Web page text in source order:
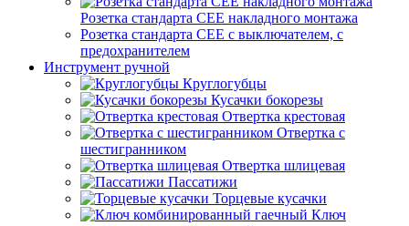
Розетка стандарта СЕЕ накладного монтажа
Розетка стандарта СЕЕ с выключателем, с
предохранителем
Инструмент ручной
Круглогубцы
Кусачки бокорезы
Отвертка крестовая
Отвертка с
шестигранником
Отвертка шлицевая
Пассатижи
Торцевые кусачки
Ключ